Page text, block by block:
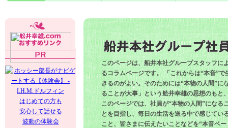
はじめての方も
安心して話せる
波動の体験会
このページは、船井本社グループスタッフに
るコラムページです。 「これからは“本音”で
きるのがよい。そのためには“本物の人間”に
ることが大事」という舩井幸雄の思想のもと
このページでは、社員が“本物の人間”になる
とを目指し、毎日の生活を送る中で感じてい
こと、皆さまに伝えたいことなどを“本音ベー